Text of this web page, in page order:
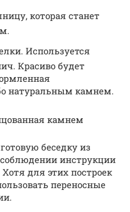
которая станет
Используется
Красиво будет
натуральным камнем.
камнем
беседку из
инструкции
для этих построек
переносные